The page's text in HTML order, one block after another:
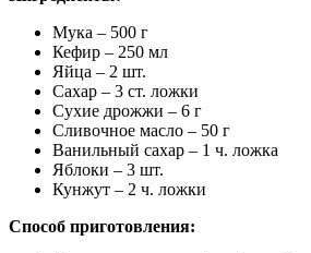
Мука – 500 г
Кефир – 250 мл
Яйца – 2 шт.
Сахар – 3 ст. ложки
Сухие дрожжи – 6 г
Сливочное масло – 50 г
Ванильный сахар – 1 ч. ложка
Яблоки – 3 шт.
Кунжут – 2 ч. ложки
Способ приготовления: